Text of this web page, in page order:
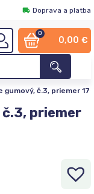
Doprava a platba
0
0,00 €
gumový, č.3, priemer 17
č.3, priemer